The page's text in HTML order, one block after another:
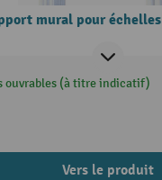
mural pour échelles
ouvrables (à titre indicatif)
Vers le produit